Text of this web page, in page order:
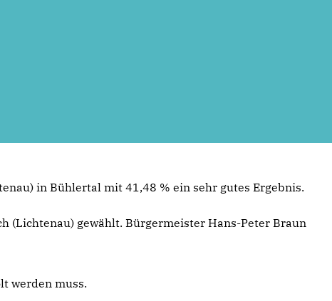
in Bühlertal mit 41,48 % ein sehr gutes Ergebnis.
(Lichtenau) gewählt. Bürgermeister Hans-Peter Braun
werden muss.